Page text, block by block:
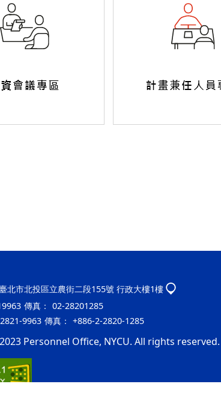
北市北投區立農街二段155號 行政大樓1樓
傳真： 02-28201285
9963 傳真： +886-2-2820-1285
Personnel Office, NYCU. All rights reserved.